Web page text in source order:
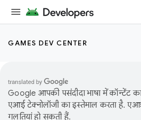
GAMES DEV CENTER
Google आपकी पसंदीदा भाषा में कॉन्टेंट
एआई टेक्नोलॉजी का इस्तेमाल करता है.
गलतियां हो सकती हैं.